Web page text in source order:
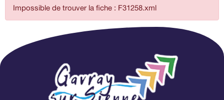
CONTACT
Démarches d’urbanisme
Impossible de trouver la fiche : F31258.xml